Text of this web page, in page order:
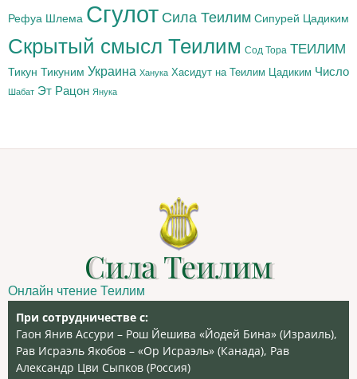
Рефуа Шлема Сгулот Сила Теилим Сипурей Цадиким
Скрытый смысл Теилим Сод Тора ТЕИЛИМ
Тикун Тикуним Украина Ханука Хасидут на Теилим Цадиким Число
Шабат Эт Рацон Янука
Сила Теилим
Онлайн чтение Теилим
При сотрудничестве с:
Гаон Янив Ассури – Рош Йешива «Йодей Бина» (Израиль),
Рав Исраэль Якобов – «Ор Исраэль» (Канада), Рав
Александр Цви Сыпков (Россия)